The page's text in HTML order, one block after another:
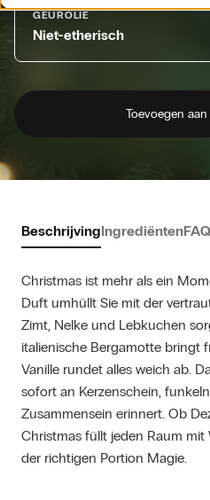
GEUROLIE
Niet-etherisch
Toevoegen
BeschrijvingIngrediëntenFAQ
Christmas ist mehr als ein
Duft umhüllt Sie mit der
Zimt, Nelke und Lebkuchen
italienische Bergamotte bringt
Vanille rundet alles weich ab.
sofort an Kerzenschein,
Zusammensein erinnert. Ob
Christmas füllt jeden Raum mit
der richtigen Portion Magie.